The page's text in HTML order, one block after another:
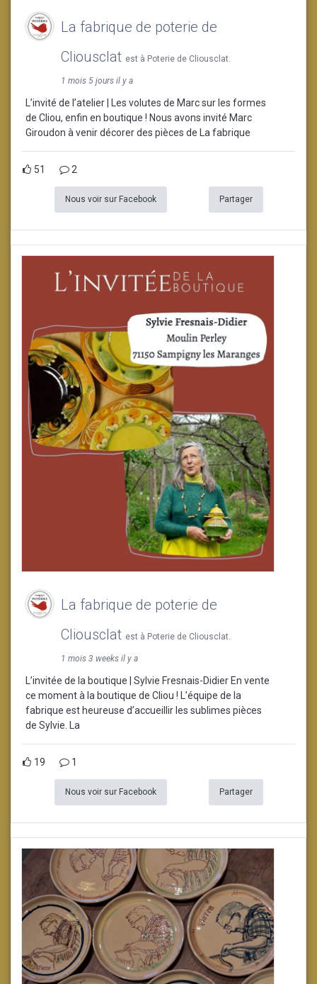
La fabrique de poterie de
Cliousclat est à Poterie de Cliousclat.
1 mois 5 jours il y a
L’invité de l’atelier | Les volutes de Marc sur les formes
de Cliou, enfin en boutique ! Nous avons invité Marc
Giroudon à venir décorer des pièces de La fabrique
51 2
Nous voir sur Facebook Partager
La fabrique de poterie de
Cliousclat est à Poterie de Cliousclat.
1 mois 3 weeks il y a
L’invitée de la boutique | Sylvie Fresnais-Didier En vente
ce moment à la boutique de Cliou ! L’équipe de la
fabrique est heureuse d’accueillir les sublimes pièces
de Sylvie. La
19 1
Nous voir sur Facebook Partager